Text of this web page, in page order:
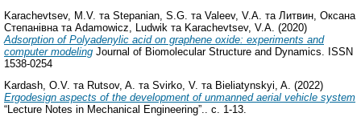
Karachevtsev, M.V. та Stepanian, S.G. та Valeev, V.A. та Литвин, Оксана
Степанівна та Adamowicz, Ludwik та Karachevtsev, V.A. (2020)
Adsorption of Polyadenylic acid on graphene oxide: experiments and
computer modeling Journal of Biomolecular Structure and Dynamics. ISSN
1538-0254
Kardash, O.V. та Rutsov, A. та Svirko, V. та Bieliatynskyi, A. (2022)
Ergodesign aspects of the development of unmanned aerial vehicle system
“Lecture Notes in Mechanical Engineering”.. с. 1-13.